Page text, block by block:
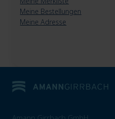
Meine Bestellungen
Meine Adresse